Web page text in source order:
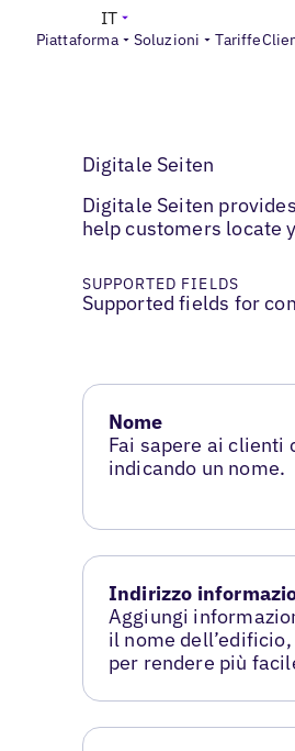
Piattaforma Soluzioni Tariffe
IT
Digitale Seiten
Digitale Seiten
help customers locate
SUPPORTED FIELDS
Supported fields for
Nome
Fai sapere ai clienti
indicando un nome.
Indirizzo
Aggiungi
il nome
per rendere più